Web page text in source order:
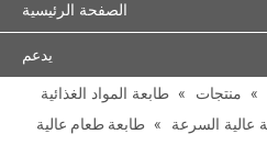
الصفحة الرئيسية
يدعم
» منتجات » طابعة المواد الغذائية
عالية السرعة » طابعة طعام عالية